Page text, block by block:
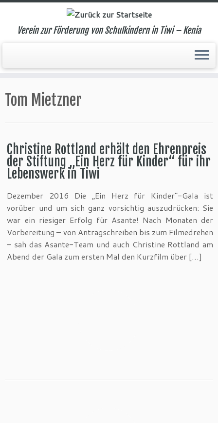
Inhalt
springen
Verein zur Förderung von Schulkindern in Tiwi – Kenia
Tom Mietzner
Christine Rottland erhält den Ehrenpreis
der Stiftung „Ein Herz für Kinder“ für ihr
Lebenswerk in Tiwi
Dezember 2016 Die „Ein Herz für Kinder“-Gala ist
vorüber und um sich ganz vorsichtig auszudrücken: Sie
war ein riesiger Erfolg für Asante! Nach Monaten der
Vorbereitung – von Antragschreiben bis zum Filmedrehen
– sah das Asante-Team und auch Christine Rottland am
Abend der Gala zum ersten Mal den Kurzfilm über […]